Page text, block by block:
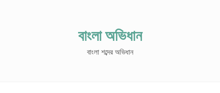
বাংলা অভিধান
বাংলা শব্দের অভিধান